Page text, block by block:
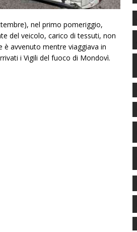
nel primo pomeriggio,
del veicolo, carico di tessuti, non
è avvenuto mentre viaggiava in
i Vigili del fuoco di Mondovì.